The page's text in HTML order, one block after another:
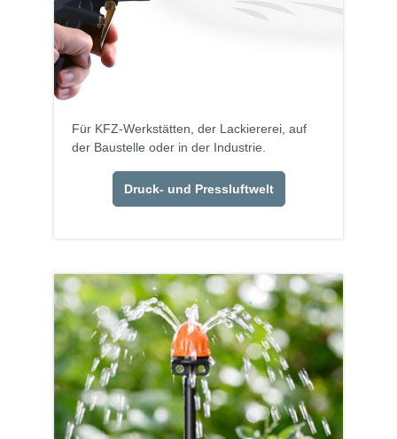
Für KFZ-Werkstätten, der Lackiererei, auf
der Baustelle oder in der Industrie.
Druck- und Pressluftwelt